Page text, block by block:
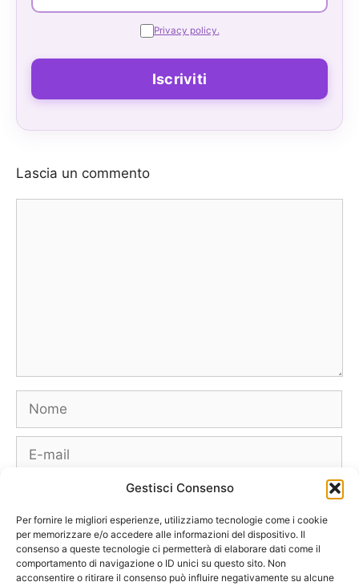
Gestisci Consenso
Per fornire le migliori esperienze, utilizziamo tecnologie come i cookie
per memorizzare e/o accedere alle informazioni del dispositivo. Il
consenso a queste tecnologie ci permetterà di elaborare dati come il
comportamento di navigazione o ID unici su questo sito. Non
acconsentire o ritirare il consenso può influire negativamente su alcune
Privacy policy.
Lascia un commento
Nome
E-
mail
web